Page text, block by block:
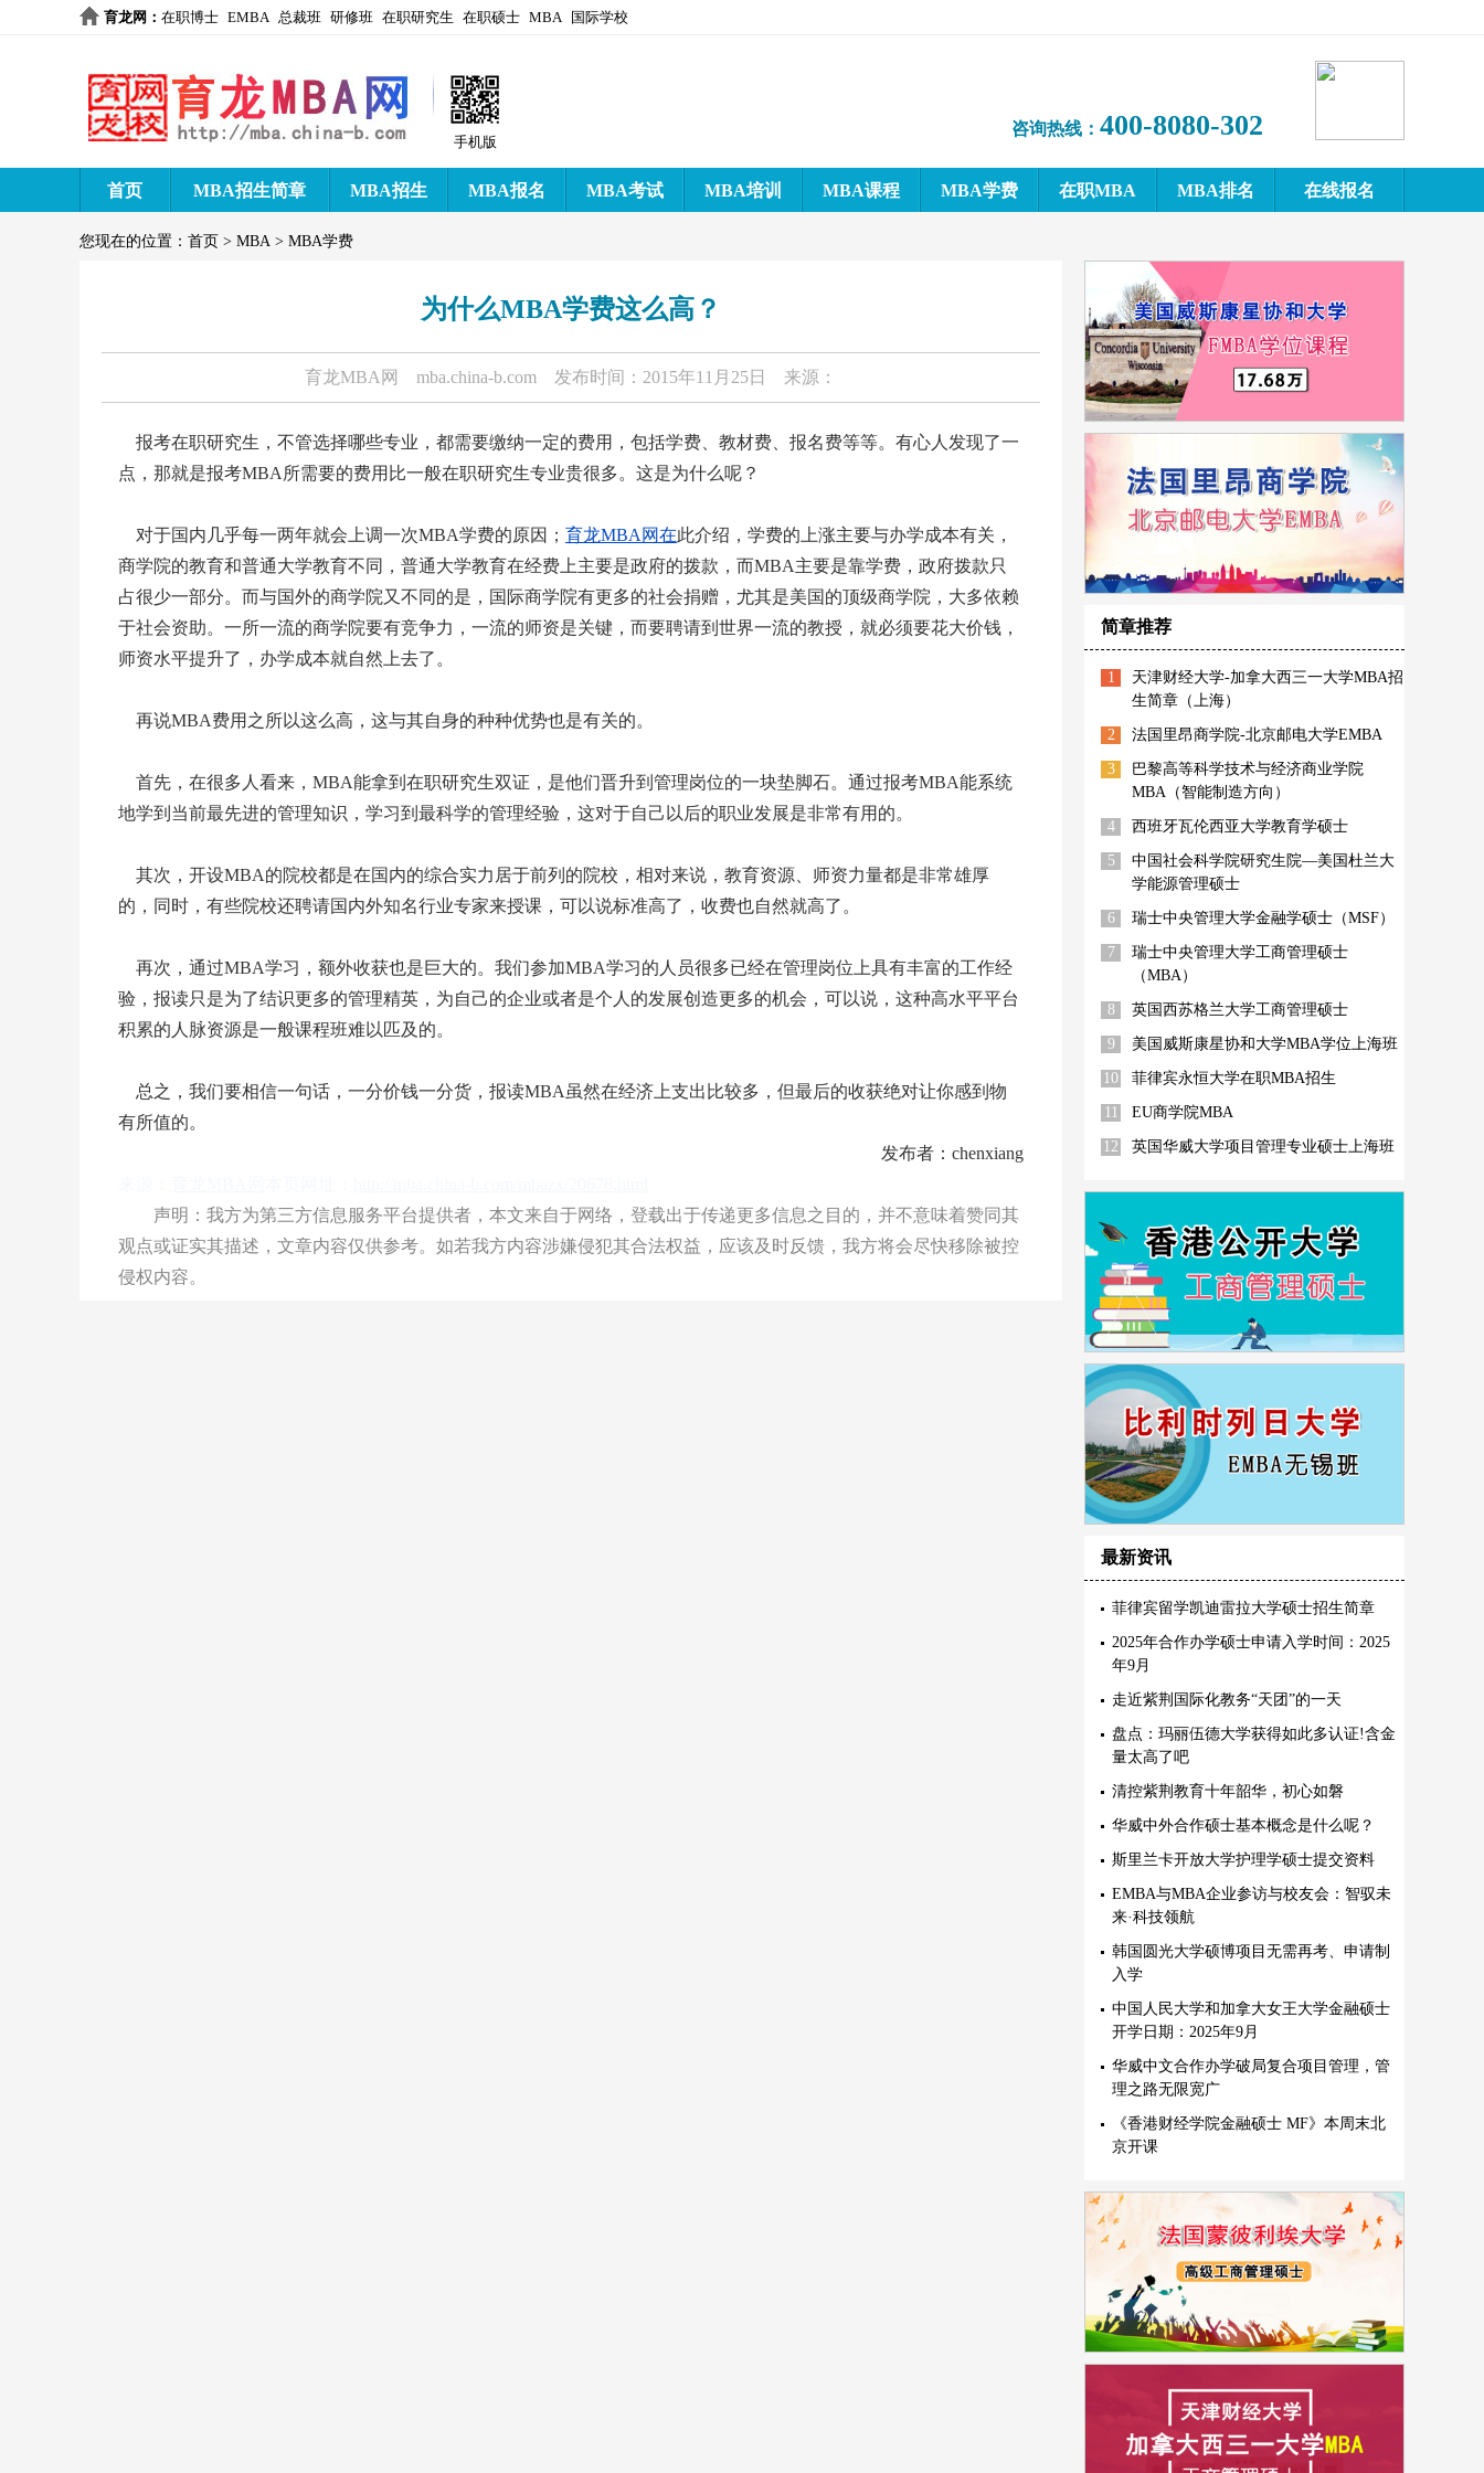
育龙网 ： 在职博士 EMBA 总裁班 研修班 在职研究生 在职硕士 MBA 国际学校
手机版
咨询热线： 400-8080-302
首页 MBA招生简章 MBA招生 MBA报名 MBA考试 MBA培训 MBA课程 MBA学费 在职MBA MBA排名 在线报名
您现在的位置： 首页 > MBA > MBA学费
为什么MBA学费这么高？
育龙MBA网 mba.china-b.com 发布时间：2015年11月25日 来源：
报考在职研究生，不管选择哪些专业，都需要缴纳一定的费用，包括学费、教材费、报名费等等。有心人发现了一
点，那就是报考MBA所需要的费用比一般在职研究生专业贵很多。这是为什么呢？
对于国内几乎每一两年就会上调一次MBA学费的原因； 育龙MBA网在此介绍，学费的上涨主要与办学成本有关，
商学院的教育和普通大学教育不同，普通大学教育在经费上主要是政府的拨款，而MBA主要是靠学费，政府拨款只
占很少一部分。而与国外的商学院又不同的是，国际商学院有更多的社会捐赠，尤其是美国的顶级商学院，大多依赖
于社会资助。一所一流的商学院要有竞争力，一流的师资是关键，而要聘请到世界一流的教授，就必须要花大价钱，
师资水平提升了，办学成本就自然上去了。
再说MBA费用之所以这么高，这与其自身的种种优势也是有关的。
首先，在很多人看来，MBA能拿到在职研究生双证，是他们晋升到管理岗位的一块垫脚石。通过报考MBA能系统
地学到当前最先进的管理知识，学习到最科学的管理经验，这对于自己以后的职业发展是非常有用的。
其次，开设MBA的院校都是在国内的综合实力居于前列的院校，相对来说，教育资源、师资力量都是非常雄厚
的，同时，有些院校还聘请国内外知名行业专家来授课，可以说标准高了，收费也自然就高了。
再次，通过MBA学习，额外收获也是巨大的。我们参加MBA学习的人员很多已经在管理岗位上具有丰富的工作经
验，报读只是为了结识更多的管理精英，为自己的企业或者是个人的发展创造更多的机会，可以说，这种高水平平台
积累的人脉资源是一般课程班难以匹及的。
总之，我们要相信一句话，一分价钱一分货，报读MBA虽然在经济上支出比较多，但最后的收获绝对让你感到物
有所值的。
发布者：chenxiang
声明：我方为第三方信息服务平台提供者，本文来自于网络，登载出于传递更多信息之目的，并不意味着赞同其
观点或证实其描述，文章内容仅供参考。如若我方内容涉嫌侵犯其合法权益，应该及时反馈，我方将会尽快移除被控
侵权内容。
简章推荐
1
天津财经大学-加拿大西三一大学MBA招
生简章（上海）
2 法国里昂商学院-北京邮电大学EMBA
3
巴黎高等科学技术与经济商业学院
MBA（智能制造方向）
4 西班牙瓦伦西亚大学教育学硕士
5
中国社会科学院研究生院—美国杜兰大
学能源管理硕士
6 瑞士中央管理大学金融学硕士（MSF）
7
瑞士中央管理大学工商管理硕士
（MBA）
8 英国西苏格兰大学工商管理硕士
9 美国威斯康星协和大学MBA学位上海班
10 菲律宾永恒大学在职MBA招生
11 EU商学院MBA
12 英国华威大学项目管理专业硕士上海班
最新资讯
菲律宾留学凯迪雷拉大学硕士招生简章
2025年合作办学硕士申请入学时间：2025
年9月
走近紫荆国际化教务“天团”的一天
盘点：玛丽伍德大学获得如此多认证!含金
量太高了吧
清控紫荆教育十年韶华，初心如磐
华威中外合作硕士基本概念是什么呢？
斯里兰卡开放大学护理学硕士提交资料
EMBA与MBA企业参访与校友会：智驭未
来·科技领航
韩国圆光大学硕博项目无需再考、申请制
入学
中国人民大学和加拿大女王大学金融硕士
开学日期：2025年9月
华威中文合作办学破局复合项目管理，管
理之路无限宽广
《香港财经学院金融硕士 MF》本周末北
京开课